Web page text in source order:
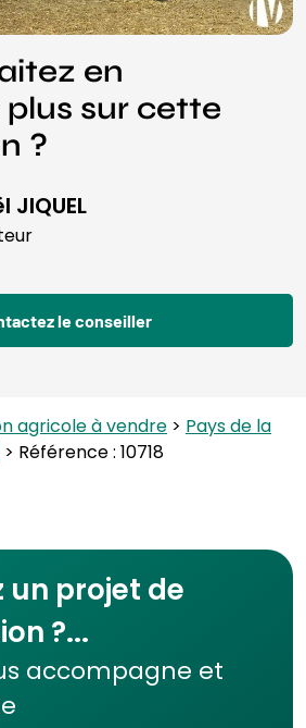
en
sur cette
?
JIQUEL
le conseiller
agricole à vendre> Pays de la
> Référence : 10718
un projet de
?...
accompagne et